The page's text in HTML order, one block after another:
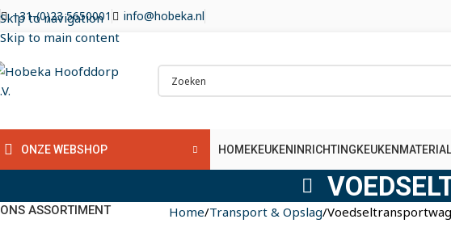
Skip to navigation
Skip to main content
+31-(0)23 5650001 info@hobeka.nl
ONZE WEBSHOP HOMEKEUKENINRICHTING
ONS ASSORTIMENT Home Transport & Opslag